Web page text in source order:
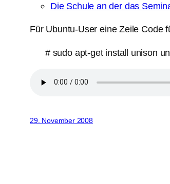
Die Schule an der das
Für Ubuntu-User eine Zeile Code
# sudo apt-get install unison
29. November 2008